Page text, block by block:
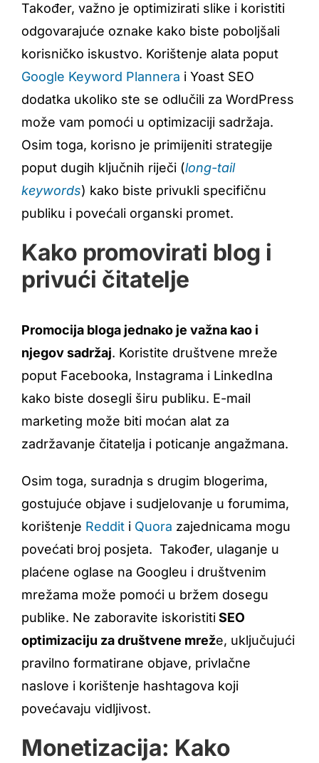
Također, važno je optimizirati slike i koristiti
odgovarajuće oznake kako biste poboljšali
korisničko iskustvo. Korištenje alata poput
Google Keyword Plannera i Yoast SEO
dodatka ukoliko ste se odlučili za WordPress
može vam pomoći u optimizaciji sadržaja.
Osim toga, korisno je primijeniti strategije
poput dugih ključnih riječi (long-tail
keywords) kako biste privukli specifičnu
publiku i povećali organski promet.
Kako promovirati blog i
privući čitatelje
Promocija bloga jednako je važna kao i
njegov sadržaj. Koristite društvene mreže
poput Facebooka, Instagrama i LinkedIna
kako biste dosegli širu publiku. E-mail
marketing može biti moćan alat za
zadržavanje čitatelja i poticanje angažmana.
Osim toga, suradnja s drugim blogerima,
gostujuće objave i sudjelovanje u forumima,
korištenje Reddit i Quora zajednicama mogu
povećati broj posjeta. Također, ulaganje u
plaćene oglase na Googleu i društvenim
mrežama može pomoći u bržem dosegu
publike. Ne zaboravite iskoristitiSEO
optimizaciju za društvene mreže, uključujući
pravilno formatirane objave, privlačne
naslove i korištenje hashtagova koji
povećavaju vidljivost.
Monetizacija: Kako